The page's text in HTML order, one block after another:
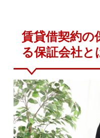
賃貸借契約の
る保証会社と